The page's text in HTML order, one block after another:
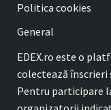
Politica cookies
General
EDEX.ro este o
colectează înscrieri
Pentru participare